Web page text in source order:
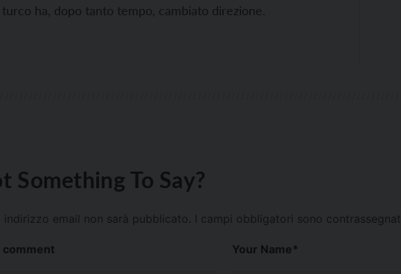
ha, dopo tanto tempo, cambiato direzione.
Something To Say?
indirizzo email non sarà pubblicato. I campi obbligatori sono contrassegnati
comment Your Name*